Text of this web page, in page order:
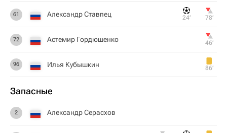
61 Александр Ставпец 24‎’‎ 78‎’‎
72 Астемир Гордюшенко 46‎’‎
96 Илья Кубышкин 86‎’‎
Запасные
2 Александр Серасхов